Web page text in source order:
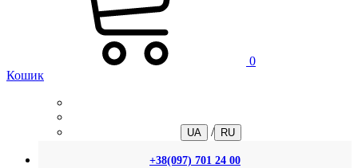
0
Кошик
UA / RU
+38(097) 701 24 00